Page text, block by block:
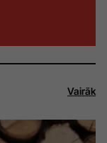
Vairāk